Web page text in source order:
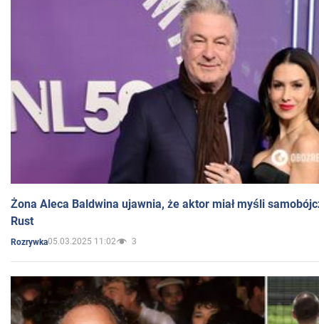
Żona Aleca Baldwina ujawnia, że aktor miał myśli
Rust
Rozrywka05.03.2025 11:02 3